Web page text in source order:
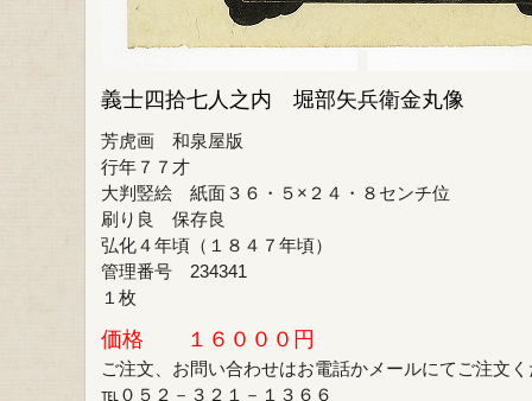
義士四拾七人之内 堀部矢兵衛金丸像
芳虎画 和泉屋版
行年７７才
大判竪絵 紙面３６・５×２４・８センチ位
刷り良 保存良
弘化４年頃（１８４７年頃）
管理番号 234341
１枚
価格 １６０００円
ご注文、お問い合わせはお電話かメールにてご注文
℡０５２－３２１－１３６６